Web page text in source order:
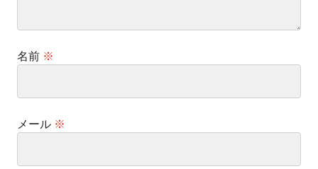
名前 ※
メール ※